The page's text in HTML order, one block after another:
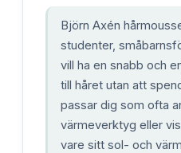
Björn Axén
studenter,
vill ha en snabb och
till håret utan att
passar dig som ofta
värmeverktyg eller
vare sitt sol- och